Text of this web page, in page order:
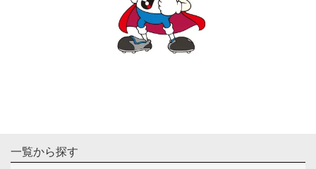
一覧から探す